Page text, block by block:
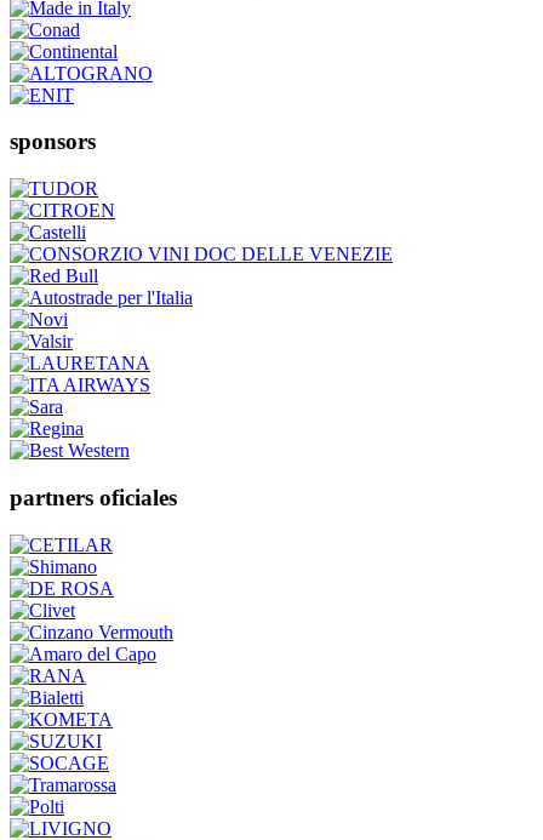
sponsors
partners oficiales